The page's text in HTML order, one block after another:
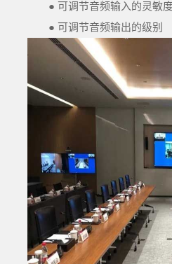
● 可调节音频输入的灵敏
● 可调节音频输出的级别